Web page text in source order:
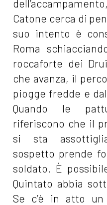
Catone cerca di
suo intento è
Roma
roccaforte dei
che avanza, il
piogge fredde e
Quando le
riferiscono che il
si sta
sospetto prende
soldato. È
Quintato abbia
Se c’è in atto